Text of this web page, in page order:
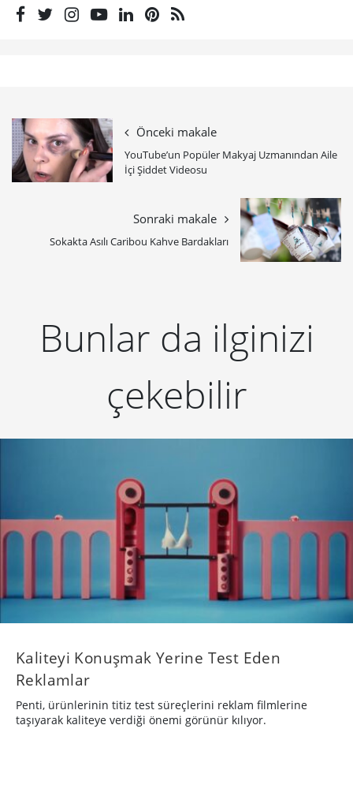
Önceki makale
YouTube’un Popüler Makyaj Uzmanından Aile
İçi Şiddet Videosu
Sonraki makale
Sokakta Asılı Caribou Kahve Bardakları
Bunlar da ilginizi
çekebilir
Kaliteyi Konuşmak Yerine Test Eden
Reklamlar
Penti, ürünlerinin titiz test süreçlerini reklam filmlerine
taşıyarak kaliteye verdiği önemi görünür kılıyor.